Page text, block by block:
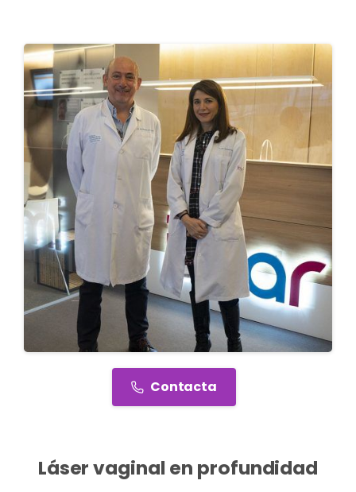
Contacta
Láser vaginal en profundidad